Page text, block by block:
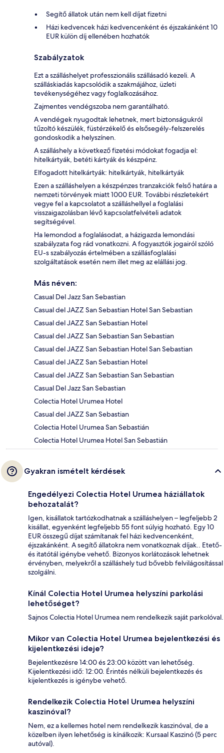
Segítő állatok után nem kell díjat fizetni
Házi kedvencek házi kedvencenként és éjszakánként 10
EUR külön díj ellenében hozhatók
Szabályzatok
Ezt a szálláshelyet professzionális szállásadó kezeli. A
szálláskiadás kapcsolódik a szakmájához, üzleti
tevékenységéhez vagy foglalkozásához.
Zajmentes vendégszoba nem garantálható.
A vendégek nyugodtak lehetnek, mert biztonságukról
tűzoltó készülék, füstérzékelő és elsősegély-felszerelés
gondoskodik a helyszínen.
A szálláshely a következő fizetési módokat fogadja el:
hitelkártyák, betéti kártyák és készpénz.
Elfogadott hitelkártyák: hitelkártyák, hitelkártyák
Ezen a szálláshelyen a készpénzes tranzakciók felső határa a
nemzeti törvények miatt 1000 EUR. További részletekért
vegye fel a kapcsolatot a szálláshellyel a foglalási
visszaigazolásban lévő kapcsolatfelvételi adatok
segítségével.
Ha lemondod a foglalásodat, a házigazda lemondási
szabályzata fog rád vonatkozni. A fogyasztók jogairól szóló
EU-s szabályozás értelmében a szállásfoglalási
szolgáltatások esetén nem illet meg az elállási jog.
Más néven:
Casual Del Jazz San Sebastian
Casual del JAZZ San Sebastian Hotel San Sebastian
Casual del JAZZ San Sebastian Hotel
Casual del JAZZ San Sebastian San Sebastian
Casual del JAZZ San Sebastian Hotel San Sebastian
Casual del JAZZ San Sebastian Hotel
Casual del JAZZ San Sebastian San Sebastian
Casual Del Jazz San Sebastian
Colectia Hotel Urumea Hotel
Casual del JAZZ San Sebastian
Colectia Hotel Urumea San Sebastián
Colectia Hotel Urumea Hotel San Sebastián
Gyakran ismételt kérdések
Engedélyezi Colectia Hotel Urumea háziállatok
behozatalát?
Igen, kisállatok tartózkodhatnak a szálláshelyen – legfeljebb 2
kisállat, egyenként legfeljebb 55 font súlyig hozható. Egy 10
EUR összegű díjat számítanak fel házi kedvencenként,
éjszakánként. A segítő állatokra nem vonatkoznak díjak.. Etető-
és itatótál igénybe vehető. Bizonyos korlátozások lehetnek
érvényben, melyekről a szálláshely tud bővebb felvilágosítással
szolgálni.
Kínál Colectia Hotel Urumea helyszíni parkolási
lehetőséget?
Sajnos Colectia Hotel Urumea nem rendelkezik saját parkolóval.
Mikor van Colectia Hotel Urumea bejelentkezési és
kijelentkezési ideje?
Bejelentkezésre 14:00 és 23:00 között van lehetőség.
Kijelentkezési idő: 12:00. Érintés nélküli bejelentkezés és
kijelentkezés is igénybe vehető.
Rendelkezik Colectia Hotel Urumea helyszíni
kaszinóval?
Nem, ez a kellemes hotel nem rendelkezik kaszinóval, de a
közelben ilyen lehetőség is kínálkozik: Kursaal Kaszinó (5 perc
autóval).